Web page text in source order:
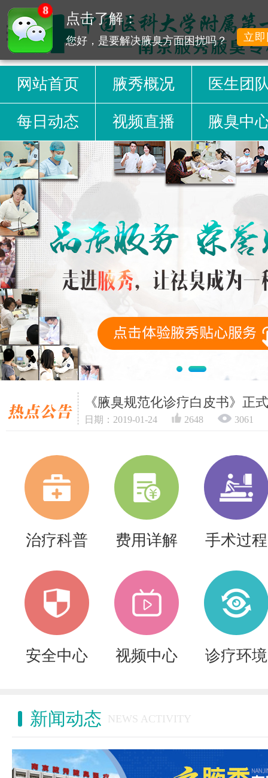
网站首页 腋秀概况 医生团
每日动态 视频直播 腋臭中
《腋臭规范化诊疗白皮书》正
日期：2019-01-24 2648 3061
治疗科普 费用详解 手术过程
安全中心 视频中心 诊疗环境
新闻动态 NEWS ACTIVITY
8
点击了解：
您好，是要解决腋臭方面困扰吗？ 立